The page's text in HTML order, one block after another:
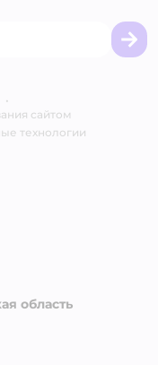
•
сайтом
технологии
область